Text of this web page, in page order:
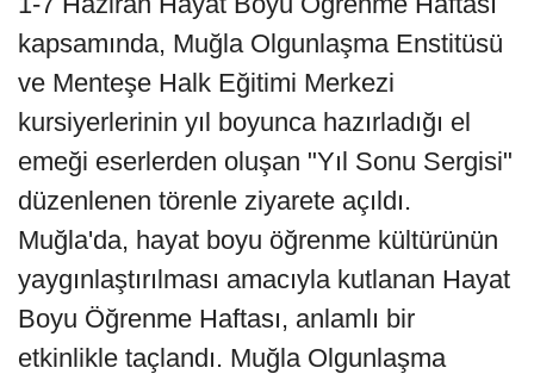
kapsamında, Muğla Olgunlaşma Enstitüsü
ve Menteşe Halk Eğitimi Merkezi
kursiyerlerinin yıl boyunca hazırladığı el
emeği eserlerden oluşan "Yıl Sonu Sergisi"
düzenlenen törenle ziyarete açıldı.
Muğla'da, hayat boyu öğrenme kültürünün
yaygınlaştırılması amacıyla kutlanan Hayat
Boyu Öğrenme Haftası, anlamlı bir
etkinlikle taçlandı. Muğla Olgunlaşma